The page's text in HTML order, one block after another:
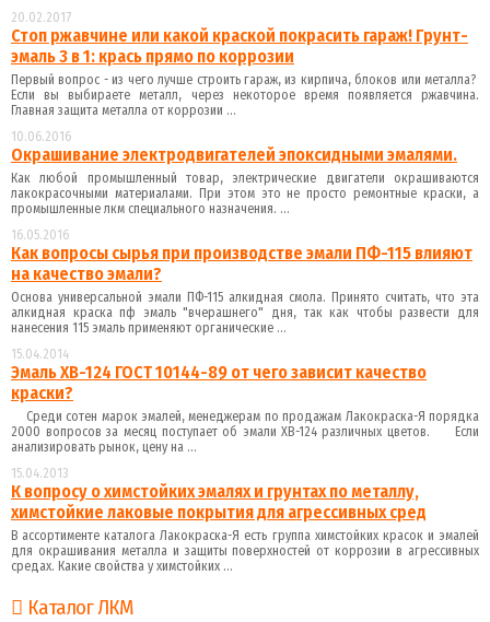
20.02.2017
Стоп ржавчине или какой краской покрасить гараж! Грунт-
эмаль 3 в 1: крась прямо по коррозии
Первый вопрос - из чего лучше строить гараж, из кирпича, блоков или металла?
Если вы выбираете металл, через некоторое время появляется ржавчина.
Главная защита металла от коррозии ...
10.06.2016
Окрашивание электродвигателей эпоксидными эмалями.
Как любой промышленный товар, электрические двигатели окрашиваются
лакокрасочными материалами. При этом это не просто ремонтные краски, а
промышленные лкм специального назначения. ...
16.05.2016
Как вопросы сырья при производстве эмали ПФ-115 влияют
на качество эмали?
Основа универсальной эмали ПФ-115 алкидная смола. Принято считать, что эта
алкидная краска пф эмаль "вчерашнего" дня, так как чтобы развести для
нанесения 115 эмаль применяют органические ...
15.04.2014
Эмаль ХВ-124 ГОСТ 10144-89 от чего зависит качество
краски?
Среди сотен марок эмалей, менеджерам по продажам Лакокраска-Я порядка
2000 вопросов за месяц поступает об эмали ХВ-124 различных цветов. Если
анализировать рынок, цену на ...
15.04.2013
К вопросу о химстойких эмалях и грунтах по металлу,
химстойкие лаковые покрытия для агрессивных сред
В ассортименте каталога Лакокраска-Я есть группа химстойких красок и эмалей
для окрашивания металла и защиты поверхностей от коррозии в агрессивных
средах. Какие свойства у химстойких ...
Каталог ЛКМ